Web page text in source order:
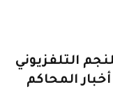
التلفزيوني